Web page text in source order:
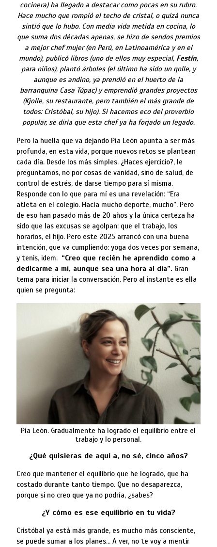
cocinera) ha llegado a destacar como pocas en su rubro.
Hace mucho que rompió el techo de cristal, o quizá nunca
sintió que lo hubo. Con media vida metida en cocina, lo
que suma dos décadas apenas, se hizo de sendos premios
a mejor chef mujer (en Perú, en Latinoamérica y en el
mundo), publicó libros (uno de ellos muy especial, Festín,
para niños), plantó árboles (el último ha sido un qolle, y
aunque es andino, ya prendió en el huerto de la
barranquina Casa Túpac) y emprendió grandes proyectos
(Kjolle, su restaurante, pero también el más grande de
todos: Cristóbal, su hijo). Si hacemos eco del proverbio
popular, se diría que esta chef ya ha forjado un legado.
Pero la huella que va dejando Pía León apunta a ser más
profunda, en esta vida, porque nuevos retos se plantean
cada día. Desde los más simples. ¿Haces ejercicio?, le
preguntamos, no por cosas de vanidad, sino de salud, de
control de estrés, de darse tiempo para sí misma.
Responde con lo que para mí es una revelación: “Era
atleta en el colegio. Hacía mucho deporte, mucho”. Pero
de eso han pasado más de 20 años y la única certeza ha
sido que las excusas se agolpan: que el trabajo, los
horarios, el hijo. Pero este 2025 arrancó con una buena
intención, que va cumpliendo: yoga dos veces por semana,
y tenis, idem. “Creo que recién he aprendido como a
dedicarme a mí, aunque sea una hora al día”. Gran
tema para iniciar la conversación. Pero al instante es ella
quien se pregunta:
Pía León. Gradualmente ha logrado el equilibrio entre el
trabajo y lo personal.
¿Qué quisieras de aquí a, no sé, cinco años?
Creo que mantener el equilibrio que he logrado, que ha
costado durante tanto tiempo. Que no desaparezca,
porque si no creo que ya no podría, ¿sabes?
¿Y cómo es ese equilibrio en tu vida?
Cristóbal ya está más grande, es mucho más consciente,
se puede sumar a los planes… A ver, no te voy a mentir